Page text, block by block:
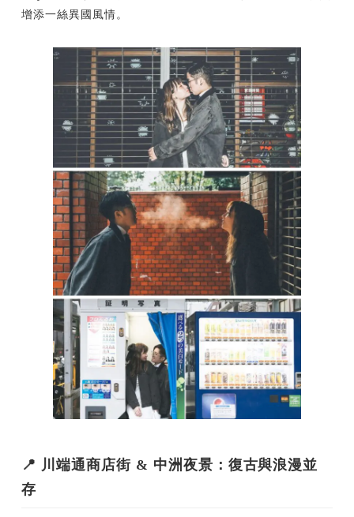
增添一絲異國風情。
📍 川端通商店街 & 中洲夜景：復古與浪漫並
存